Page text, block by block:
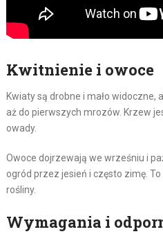
Kwitnienie i owoce
Kwiaty są drobne i mało widoczne,
aż do pierwszych mrozów. Krzew
owady.
Owoce dojrzewają we wrześniu i
ogród przez jesień i często zimę.
rośliny.
Wymagania i